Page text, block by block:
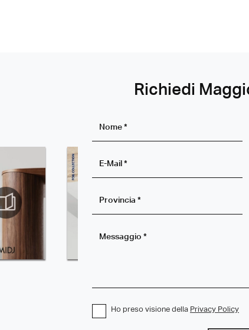
Richiedi
Ho preso visione della Privacy Policy